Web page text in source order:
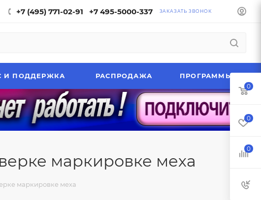
+7 (495) 771-02-91 +7 495-5000-337 ЗАКАЗАТЬ ЗВОНОК
И ПОДДЕРЖКА РАСПРОДАЖА ПРОГРАММЫ
маркировке меха
маркировке меха
0
0
0